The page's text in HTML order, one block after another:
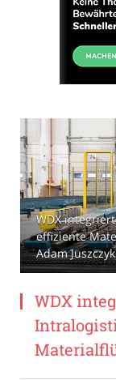
WDX
effiziente
Adam
WDX